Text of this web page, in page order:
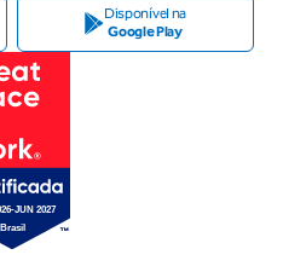
Disponível na
Google Play